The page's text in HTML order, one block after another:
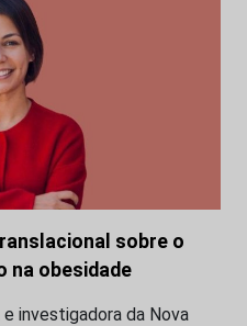
sobre o
na obesidade
investigadora da Nova